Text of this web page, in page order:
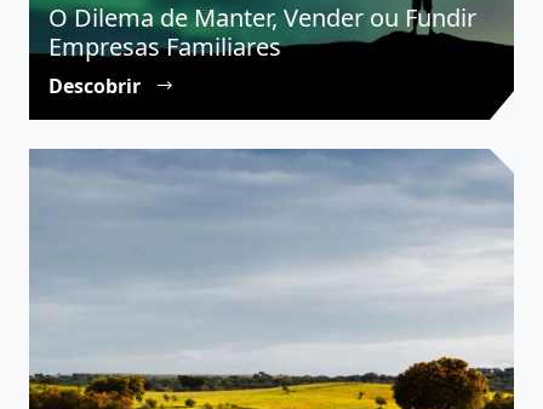
O Dilema de Manter, Vender ou Fundir
Empresas Familiares
Descobrir